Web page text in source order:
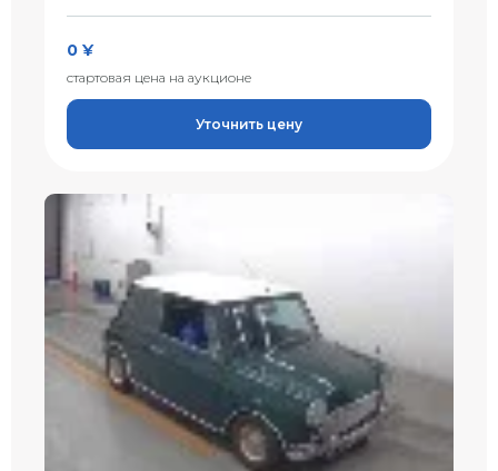
0 ¥
стартовая цена на аукционе
Уточнить цену